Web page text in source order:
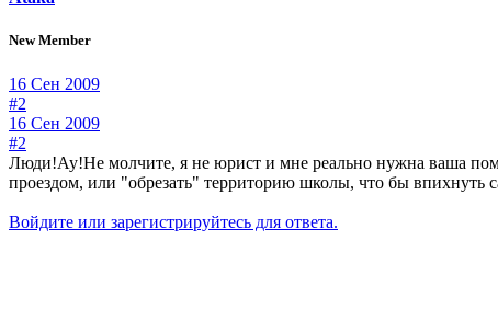
New Member
16 Сен 2009
#2
16 Сен 2009
#2
Люди!Ау!Не молчите, я не юрист и мне реально нужна ваша
проездом, или "обрезать" территорию школы, что бы впихнуть
Войдите или зарегистрируйтесь для ответа.